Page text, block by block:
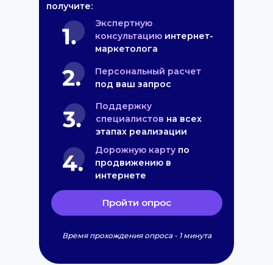
получите:
Экспертную
консультацию интернет-
маркетолога
Персональный расчет
под ваш запрос
Поддержку
специалистов на всех
этапах реализации
Дорожную карту по
продвижению в
интернете
Пройти опрос
Время прохождения опроса - 1 минута